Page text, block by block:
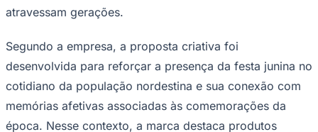
Champions League
La Liga
Bundesliga
Mundial 2026
Times - Ir direto
atravessam gerações.
Segundo a empresa, a proposta criativa foi
desenvolvida para reforçar a presença da festa junina no
cotidiano da população nordestina e sua conexão com
memórias afetivas associadas às comemorações da
época. Nesse contexto, a marca destaca produtos